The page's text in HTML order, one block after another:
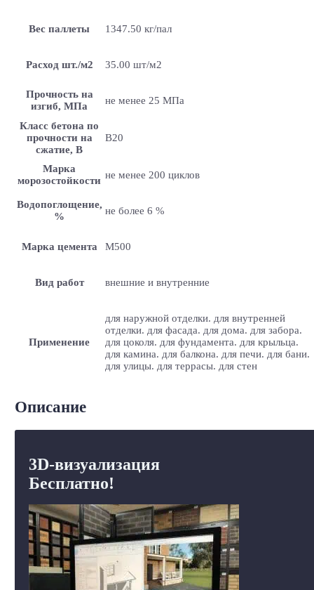
Вес паллеты 1347.50 кг/пал
Расход шт./м2 35.00 шт/м2
Прочность на
изгиб, МПа
не менее 25 МПа
Класс бетона по
прочности на
сжатие, В
B20
Марка
морозостойкости не менее 200 циклов
Водопоглощение,
%
не более 6 %
Марка цемента M500
Вид работ внешние и внутренние
Применение
для наружной отделки. для внутренней
отделки. для фасада. для дома. для забора.
для цоколя. для фундамента. для крыльца.
для камина. для балкона. для печи. для бани.
для улицы. для террасы. для стен
Описание
3D-визуализация
Бесплатно!